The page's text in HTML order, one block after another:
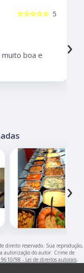
5
☆☆☆☆☆
boa e
›
›
direito reservado. Sua reprodução,
autorização do autor. Crime de
9610/98 - Lei de direitos autorais